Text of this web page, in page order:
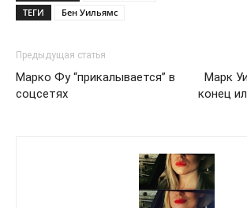
ТЕГИ
Бен Уильямс
Предыдущая статья
Марко Фу “прикалывается” в
соцсетях
Марк
конец